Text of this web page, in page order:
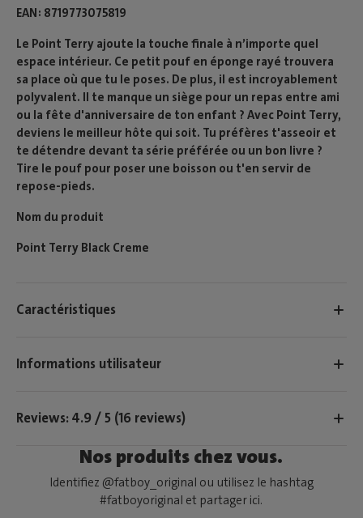
EAN 8719773075819
Le Point Terry ajoute la touche finale à n’importe quel
espace intérieur. Ce petit pouf en éponge rayé trouvera
sa place où que tu le poses. De plus, il est incroyablement
polyvalent. Il te manque un siège pour un repas entre ami
ou la fête d'anniversaire de ton enfant ? Avec Point Terry,
deviens le meilleur hôte qui soit. Tu préfères t'asseoir et
te détendre devant ta série préférée ou un bon livre ?
Tire le pouf pour poser une boisson ou t'en servir de
repose-pieds.
Nom du produit
Point Terry Black Creme
Caractéristiques
Informations utilisateur
Reviews: 4.9 / 5 (16 reviews)
Nos produits chez vous.
Identifiez @fatboy_original ou utilisez le hashtag
#fatboyoriginal et partager ici.